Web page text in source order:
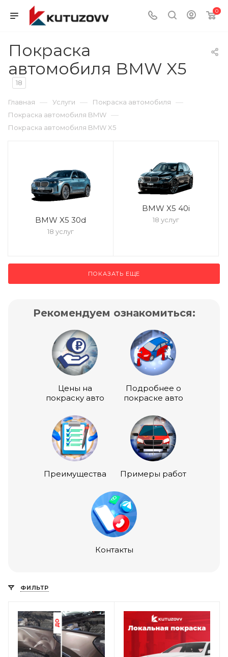
0
Покраска
автомобиля BMW X5
18
Главная — Услуги — Покраска автомобиля —
Покраска автомобиля BMW —
Покраска автомобиля BMW X5
BMW X5 30d
18 услуг
BMW X5 40i
18 услуг
ПОКАЗАТЬ ЕЩЕ
Рекомендуем ознакомиться:
Цены на
покраску авто
Подробнее о
покраске авто
Преимущества Примеры работ
Контакты
ФИЛЬТР